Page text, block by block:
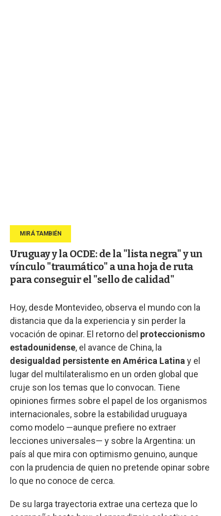
Uruguay y la OCDE: de la "lista negra" y un
vínculo "traumático" a una hoja de ruta
para conseguir el "sello de calidad"
Hoy, desde Montevideo, observa el mundo con la
distancia que da la experiencia y sin perder la
vocación de opinar. El retorno del proteccionismo
estadounidense, el avance de China, la
desigualdad persistente en América Latina y el
lugar del multilateralismo en un orden global que
cruje son los temas que lo convocan. Tiene
opiniones firmes sobre el papel de los organismos
internacionales, sobre la estabilidad uruguaya
como modelo —aunque prefiere no extraer
lecciones universales— y sobre la Argentina: un
país al que mira con optimismo genuino, aunque
con la prudencia de quien no pretende opinar sobre
lo que no conoce de cerca.
De su larga trayectoria extrae una certeza que lo